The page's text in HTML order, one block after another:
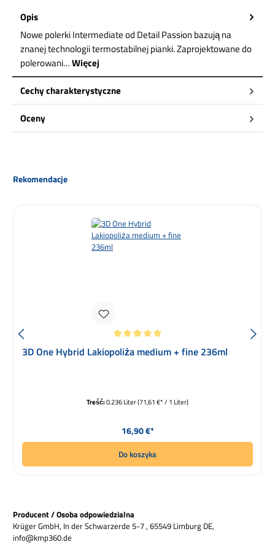
Opis
Nowe polerki Intermediate od Detail Passion bazują na
znanej technologii termostabilnej pianki. Zaprojektowane do
polerowani…Więcej
Cechy charakterystyczne
Oceny
Pomiń galerię produktów
Rekomendacje
Średnia ocena 5 z 5 gwiazdek
3D One Hybrid Lakiopoliża medium + fine 236ml
Treść:0.236 Liter(71,61 €* / 1 Liter)
Cena regularna:
16,90 €*
Do koszyka
Producent / Osoba odpowiedzialna
Krüger GmbH, In der Schwarzerde 5-7 , 65549 Limburg DE,
info@kmp360.de